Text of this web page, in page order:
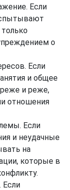
Если
о
Если
и общее
и реже,
отношения
Если
и неудачные
на
которые в
Если